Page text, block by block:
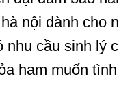
nội dành cho
cầu sinh lý
ham muốn